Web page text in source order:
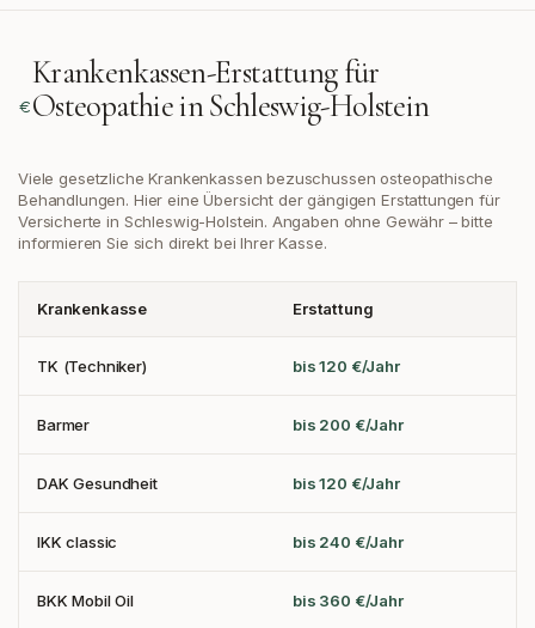
Krankenkassen-Erstattung für
Osteopathie inSchleswig-Holstein
Viele gesetzliche Krankenkassen bezuschussen osteopathische
Behandlungen. Hier eine Übersicht der gängigen Erstattungen für
Versicherte in Schleswig-Holstein. Angaben ohne Gewähr – bitte
informieren Sie sich direkt bei Ihrer Kasse.
Krankenkasse Erstattung
TK (Techniker) bis 120 €/Jahr
Barmer bis 200 €/Jahr
DAK Gesundheit bis 120 €/Jahr
IKK classic bis 240 €/Jahr
BKK Mobil Oil bis 360 €/Jahr